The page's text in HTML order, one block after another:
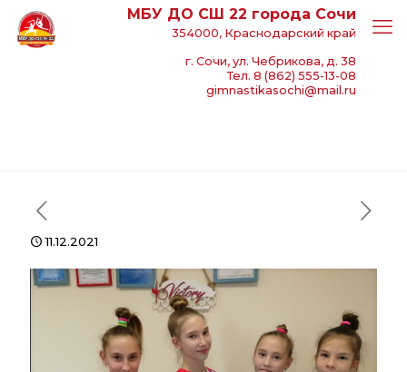
МБУ ДО СШ 22 города Сочи
354000, Краснодарский край
г. Сочи, ул. Чебрикова, д. 38
Тел. 8 (862) 555-13-08
gimnastikasochi@mail.ru
11.12.2021